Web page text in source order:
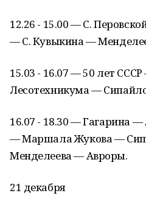
12.26 - 15.00 — С.
— С. Кувыкина —
15.03 - 16.07 — 50 лет
Лесотехникума —
16.07 - 18.30 — Гагарина
— Маршала Жукова —
Менделеева — Авроры.
21 декабря